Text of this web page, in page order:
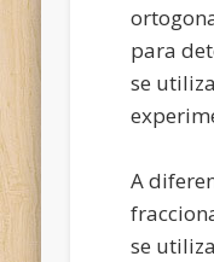
para
se
A
se